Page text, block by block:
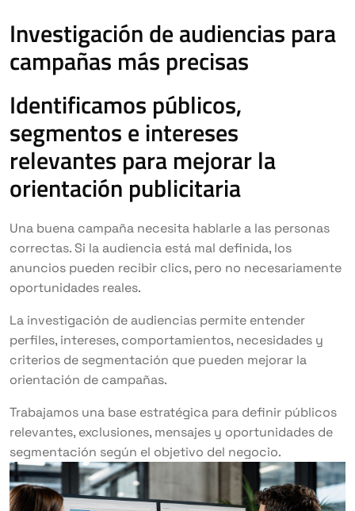
Investigación de audiencias para
campañas más precisas
Identificamos públicos,
segmentos e intereses
relevantes para mejorar la
orientación publicitaria
Una buena campaña necesita hablarle a las personas
correctas. Si la audiencia está mal definida, los
anuncios pueden recibir clics, pero no necesariamente
oportunidades reales.
La investigación de audiencias permite entender
perfiles, intereses, comportamientos, necesidades y
criterios de segmentación que pueden mejorar la
orientación de campañas.
Trabajamos una base estratégica para definir públicos
relevantes, exclusiones, mensajes y oportunidades de
segmentación según el objetivo del negocio.